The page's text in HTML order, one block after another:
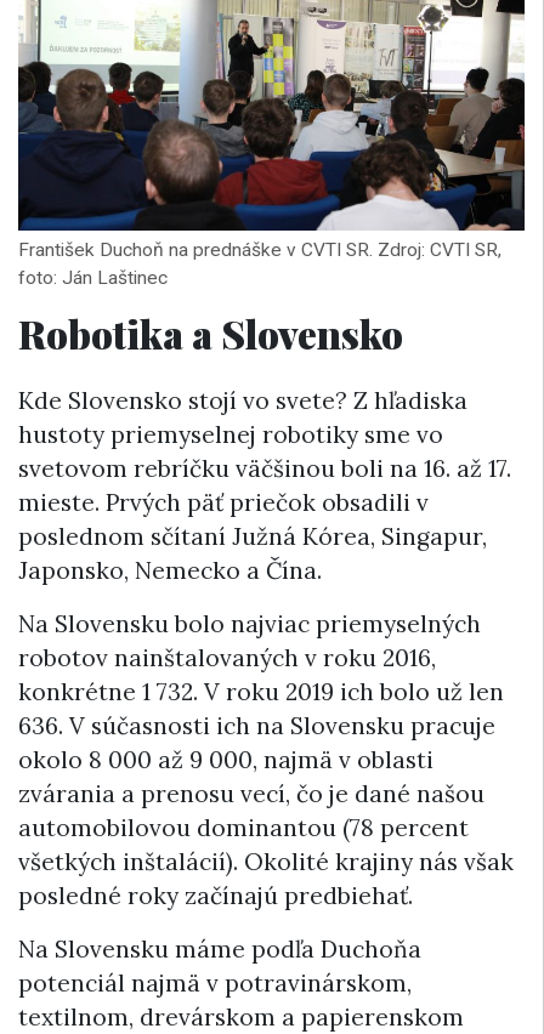
František Duchoň na prednáške v CVTI SR. Zdroj: CVTI SR,
foto: Ján Laštinec
Robotika a Slovensko
Kde Slovensko stojí vo svete? Z hľadiska
hustoty priemyselnej robotiky sme vo
svetovom rebríčku väčšinou boli na 16. až 17.
mieste. Prvých päť priečok obsadili v
poslednom sčítaní Južná Kórea, Singapur,
Japonsko, Nemecko a Čína.
Na Slovensku bolo najviac priemyselných
robotov nainštalovaných v roku 2016,
konkrétne 1 732. V roku 2019 ich bolo už len
636. V súčasnosti ich na Slovensku pracuje
okolo 8 000 až 9 000, najmä v oblasti
zvárania a prenosu vecí, čo je dané našou
automobilovou dominantou (78 percent
všetkých inštalácií). Okolité krajiny nás však
posledné roky začínajú predbiehať.
Na Slovensku máme podľa Duchoňa
potenciál najmä v potravinárskom,
textilnom, drevárskom a papierenskom